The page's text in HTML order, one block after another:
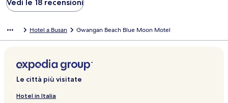
Vedi le 18 recensioni
Hotel a Busan Gwangan Beach Blue Moon Motel
Le città più visitate
Hotel in Italia